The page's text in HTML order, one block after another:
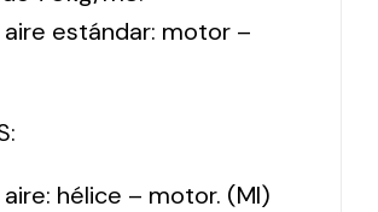
aire estándar: motor –
aire: hélice – motor. (MI)